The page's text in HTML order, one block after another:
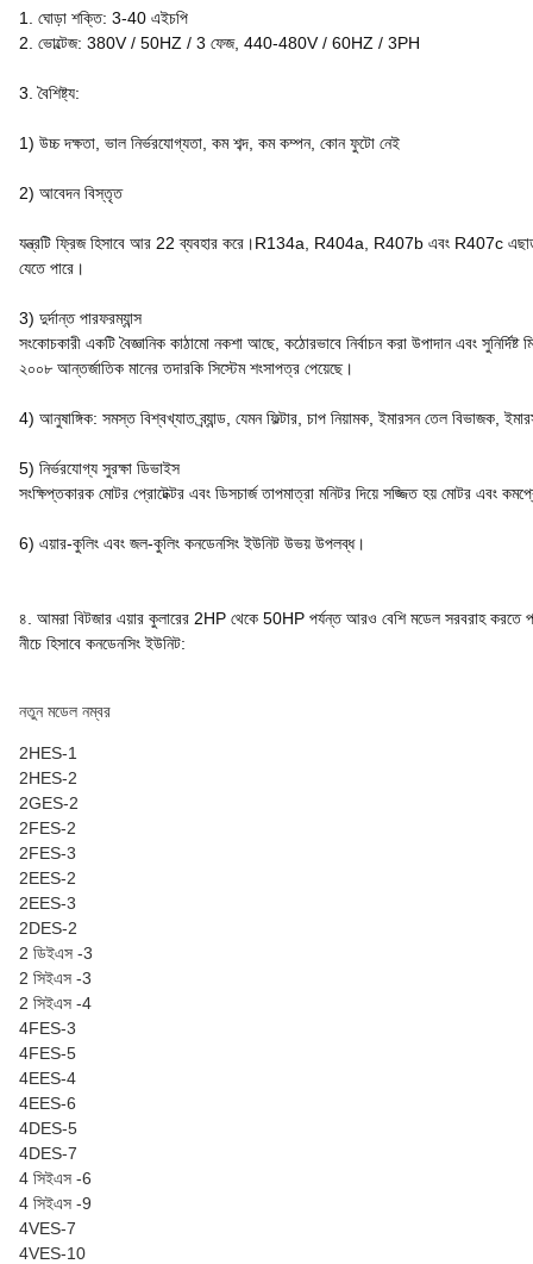
1. ঘোড়া শক্তি: 3-40 এইচপি
2. ভোল্টেজ: 380V / 50HZ / 3 ফেজ, 440-480V / 60HZ / 3PH
3. বৈশিষ্ট্য:
1) উচ্চ দক্ষতা, ভাল নির্ভরযোগ্যতা, কম শব্দ, কম কম্পন, কোন ফুটো নেই
2) আবেদন বিস্তৃত
যন্ত্রটি ফ্রিজ হিসাবে আর 22 ব্যবহার করে।R134a, R404a, R407b এবং R407c
যেতে পারে।
3) দুর্দান্ত পারফরম্যান্স
সংকোচকারী একটি বৈজ্ঞানিক কাঠামো নকশা আছে, কঠোরভাবে নির্বাচন করা উপাদান এবং
২০০৮ আন্তর্জাতিক মানের তদারকি সিস্টেম শংসাপত্র পেয়েছে।
4) আনুষাঙ্গিক: সমস্ত বিশ্বখ্যাত ব্র্যান্ড, যেমনফিল্টার, চাপ নিয়ামক, ইমারসন তেল বিভাজক,
5) নির্ভরযোগ্য সুরক্ষা ডিভাইস
সংক্ষিপ্তকারক মোটর প্রোটেক্টর এবং ডিসচার্জ তাপমাত্রা মনিটর দিয়ে সজ্জিত হয় মোটর
6) এয়ার-কুলিং এবং জল-কুলিং কনডেনসিং ইউনিট উভয় উপলব্ধ।
৪. আমরা বিটজার এয়ার কুলারের 2HP থেকে 50HP পর্যন্ত আরও বেশি মডেল সরবরাহ করতে
নীচে হিসাবে কনডেনসিং ইউনিট:
নতুন মডেল নম্বর
2HES-1
2HES-2
2GES-2
2FES-2
2FES-3
2EES-2
2EES-3
2DES-2
2 ডিইএস -3
2 সিইএস -3
2 সিইএস -4
4FES-3
4FES-5
4EES-4
4EES-6
4DES-5
4DES-7
4 সিইএস -6
4 সিইএস -9
4VES-7
4VES-10